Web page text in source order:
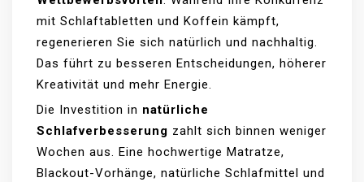
mit Schlaftabletten und Koffein kämpft,
regenerieren Sie sich natürlich und nachhaltig.
Das führt zu besseren Entscheidungen, höherer
Kreativität und mehr Energie.
Die Investition in natürliche
Schlafverbesserung zahlt sich binnen weniger
Wochen aus. Eine hochwertige Matratze,
Blackout-Vorhänge, natürliche Schlafmittel und